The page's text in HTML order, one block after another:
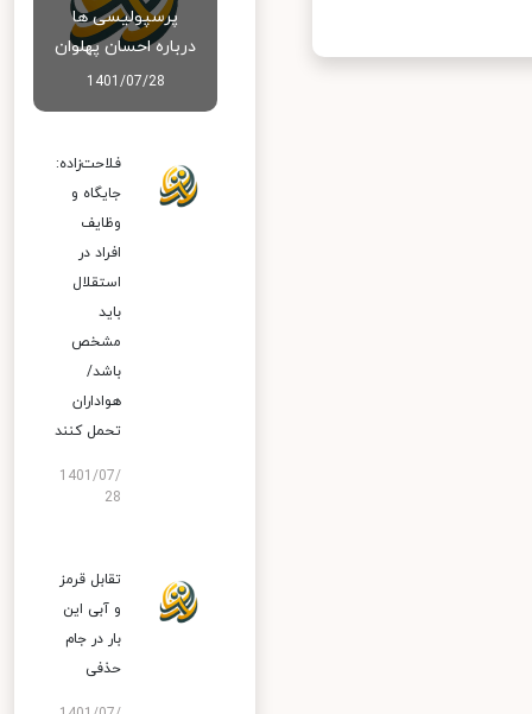
پرسپولیسی ها
درباره احسان پهلوان
1401/07/28
فلاحت‌زاده:
جایگاه و
وظایف
افراد در
استقلال
باید
مشخص
باشد/
هواداران
تحمل کنند
1401/07/
28
تقابل قرمز
و آبی این
بار در جام
حذفی